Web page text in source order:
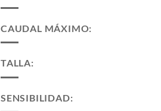
CAUDAL MÁXIMO:
TALLA:
SENSIBILIDAD: